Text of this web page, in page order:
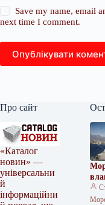
Save my name, email
next time I comment.
Опублікувати
Про сайт
«Каталог
новин» —
універсальни
й
інформаційни